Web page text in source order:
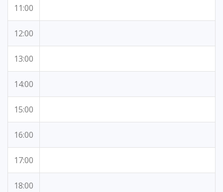
11:00
12:00
13:00
14:00
15:00
16:00
17:00
18:00